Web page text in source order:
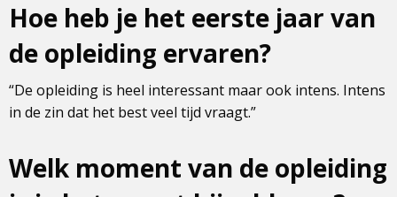
Hoe heb je het eerste jaar van
de opleiding ervaren?
“De opleiding is heel interessant maar ook intens. Intens
in de zin dat het best veel tijd vraagt.”
Welk moment van de opleiding